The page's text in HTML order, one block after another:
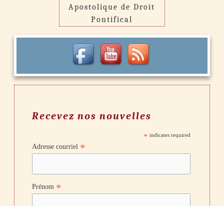
Apostolique de Droit
Pontifical
Recevez nos nouvelles
* indicates required
Adresse courriel *
Prénom *